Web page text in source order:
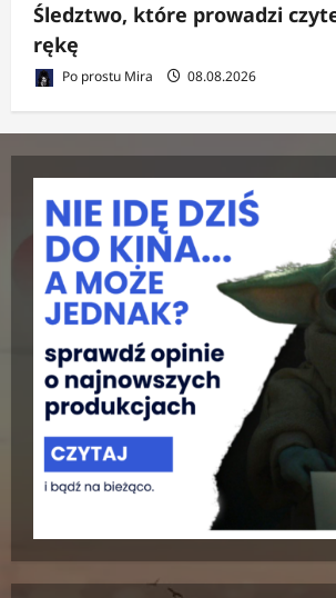
Śledztwo, które prowadzi
rękę
Po prostu Mira 08.08.2026